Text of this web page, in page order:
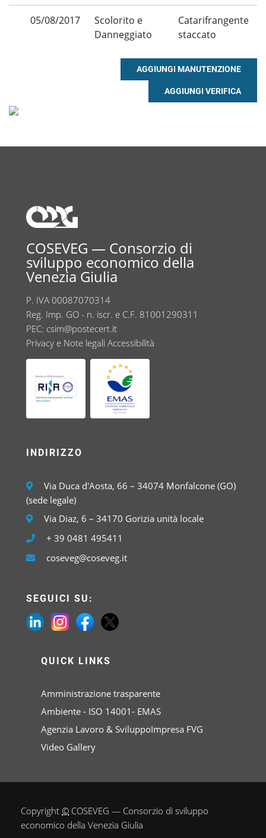
05/08/2017
Scolorito e
Danneggiato
Catarifrangente
staccato
COSEVEG — Consorzio di
sviluppo economico della
Venezia Giulia
P. IVA 00087070314
Reg. Imp. GO - n. iscr. e C.F. 81001290311
PEC: csim@postecert.it
Privacy e Note legali Accessibilità
INDIRIZZO
Via Duca d'Aosta, 66 – 34074 Monfalcone (GO)
(sede legale)
Via Diaz, 6 – 34170 Gorizia unità locale
+ 39 0481 495411
coseveg@coseveg.it
SEGUICI SU:
QUICK LINKS
Amministrazione trasparente
Ambiente - ISO 14001- EMAS
Agenzia Lavoro & SviluppoImpresa FVG
Video Gallery
Copyright © COSEVEG — Consorzio di sviluppo
economico della Venezia Giulia